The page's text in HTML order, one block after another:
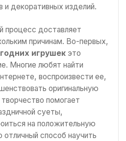
и декоративных изделий.
процесс доставляет
причинам. Во-первых,
игрушек это
Многие любят найти
воспроизвести ее,
оригинальную
помогает
суеты,
на положительную
способ научить